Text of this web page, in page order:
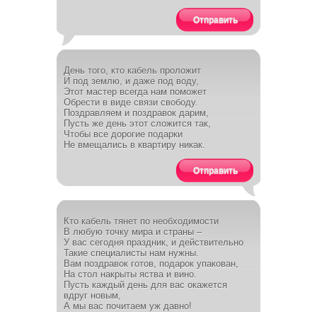
Отправить
День того, кто кабель проложит
И под землю, и даже под воду,
Этот мастер всегда нам поможет
Обрести в виде связи свободу.
Поздравляем и поздравок дарим,
Пусть же день этот сложится так,
Чтобы все дорогие подарки
Не вмещались в квартиру никак.
Отправить
Кто кабель тянет по необходимости
В любую точку мира и страны –
У вас сегодня праздник, и действительно
Такие специалисты нам нужны.
Вам поздравок готов, подарок упакован,
На стол накрыты яства и вино.
Пусть каждый день для вас окажется
вдруг новым,
А мы вас почитаем уж давно!